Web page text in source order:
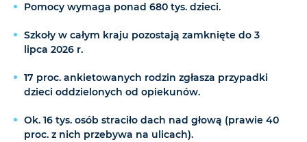
Pomocy wymaga ponad 680 tys. dzieci.
Szkoły w całym kraju pozostają zamknięte do 3
lipca 2026 r.
17 proc. ankietowanych rodzin zgłasza przypadki
dzieci oddzielonych od opiekunów.
Ok. 16 tys. osób straciło dach nad głową (prawie 40
proc. z nich przebywa na ulicach).